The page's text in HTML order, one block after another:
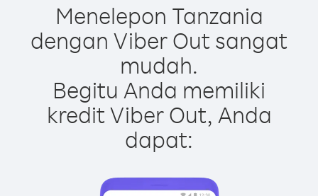
Menelepon Tanzania
dengan Viber Out sangat
mudah.
Begitu Anda memiliki
kredit Viber Out, Anda
dapat: